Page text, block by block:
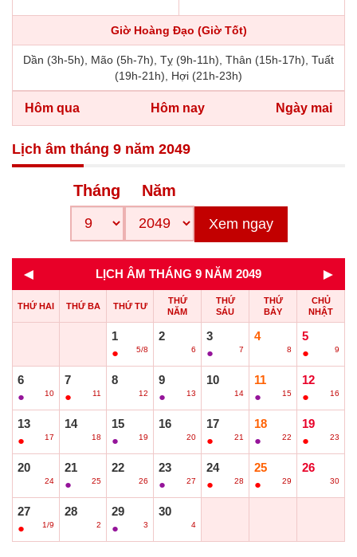
Giờ Hoàng Đạo (Giờ Tốt)
Dần (3h-5h), Mão (5h-7h), Tỵ (9h-11h), Thân (15h-17h), Tuất
(19h-21h), Hợi (21h-23h)
Hôm qua Hôm nay Ngày mai
Lịch âm tháng 9 năm 2049
Tháng Năm
Xem ngay
◄ LỊCH ÂM THÁNG 9 NĂM 2049 ►
THỨ HAI THỨ BA THỨ TƯ
THỨ
NĂM
THỨ
SÁU
THỨ
BẢY
CHỦ
NHẬT
1
●
5/8
2
6
3
●
7
4
8
5
●
9
6
●
10
7
●
11
8
12
9
●
13
10
14
11
●
15
12
●
16
13
●
17
14
18
15
●
19
16
20
17
●
21
18
●
22
19
●
23
20
24
21
●
25
22
26
23
●
27
24
●
28
25
●
29
26
30
27
●
1/9
28
2
29
●
3
30
4